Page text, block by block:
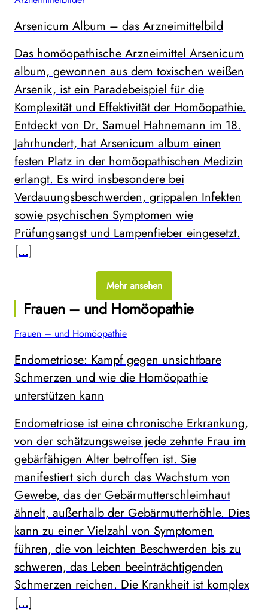
Arsenicum Album – das Arzneimittelbild
Das homöopathische Arzneimittel Arsenicum
album, gewonnen aus dem toxischen weißen
Arsenik, ist ein Paradebeispiel für die
Komplexität und Effektivität der Homöopathie.
Entdeckt von Dr. Samuel Hahnemann im 18.
Jahrhundert, hat Arsenicum album einen
festen Platz in der homöopathischen Medizin
erlangt. Es wird insbesondere bei
Verdauungsbeschwerden, grippalen Infekten
sowie psychischen Symptomen wie
Prüfungsangst und Lampenfieber eingesetzt.
[…]
Mehr ansehen
Frauen – und Homöopathie
Frauen – und Homöopathie
Endometriose: Kampf gegen unsichtbare
Schmerzen und wie die Homöopathie
unterstützen kann
Endometriose ist eine chronische Erkrankung,
von der schätzungsweise jede zehnte Frau im
gebärfähigen Alter betroffen ist. Sie
manifestiert sich durch das Wachstum von
Gewebe, das der Gebärmutterschleimhaut
ähnelt, außerhalb der Gebärmutterhöhle. Dies
kann zu einer Vielzahl von Symptomen
führen, die von leichten Beschwerden bis zu
schweren, das Leben beeinträchtigenden
Schmerzen reichen. Die Krankheit ist komplex
[…]